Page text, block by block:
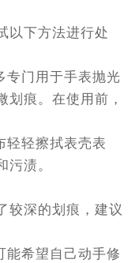
下方法进行处
门用于手表抛光
划痕。在使用前，
轻擦拭表壳表
污渍。
深的划痕，建议
希望自己动手修